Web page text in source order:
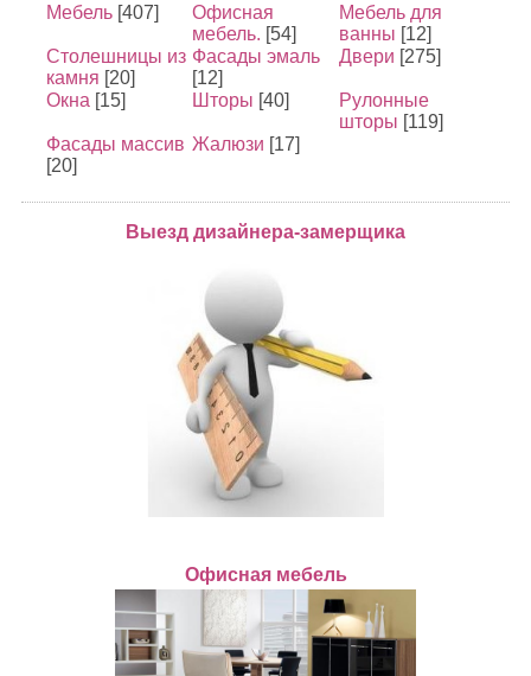
Мебель [407]
Офисная
мебель. [54]
Мебель для
ванны [12]
Столешницы из
камня [20]
Фасады эмаль
[12]
Двери [275]
Окна [15] Шторы [40]
Рулонные
шторы [119]
Фасады массив
[20]
Жалюзи [17]
Выезд дизайнера-замерщика
Офисная мебель